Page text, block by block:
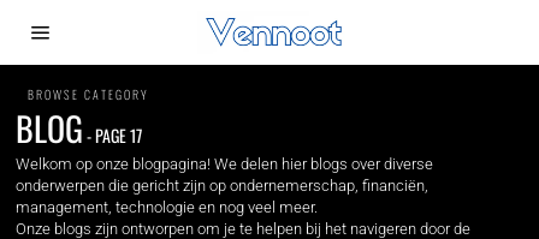
BROWSE CATEGORY
BLOG- PAGE 17
Welkom op onze blogpagina! We delen hier blogs over diverse
onderwerpen die gericht zijn op ondernemerschap, financiën,
management, technologie en nog veel meer.
Onze blogs zijn ontworpen om je te helpen bij het navigeren door de